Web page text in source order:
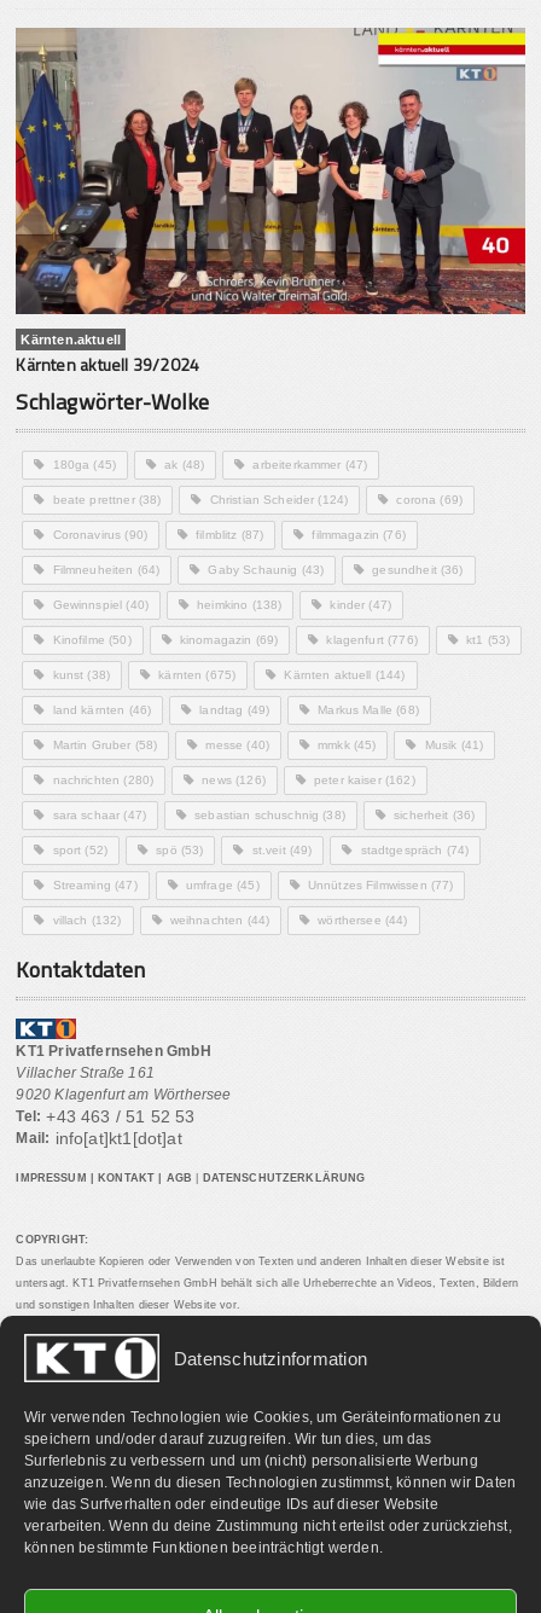
Datenschutzinformation
Wir verwenden Technologien wie Cookies, um Geräteinformationen zu
speichern und/oder darauf zuzugreifen. Wir tun dies, um das
Surferlebnis zu verbessern und um (nicht) personalisierte Werbung
anzuzeigen. Wenn du diesen Technologien zustimmst, können wir Daten
wie das Surfverhalten oder eindeutige IDs auf dieser Website
verarbeiten. Wenn du deine Zustimmung nicht erteilst oder zurückziehst,
können bestimmte Funktionen beeinträchtigt werden.
Kärnten.aktuell
Kärnten aktuell 39/2024
Schlagwörter-Wolke
180ga (45) ak (48) arbeiterkammer (47)
beate prettner(38) Christian Scheider (124) corona (69)
Coronavirus (90) filmblitz (87) filmmagazin (76)
Filmneuheiten (64) Gaby Schaunig (43) gesundheit(36)
Gewinnspiel (40) heimkino (138) kinder (47)
Kinofilme (50) kinomagazin (69) klagenfurt(776) kt1 (53)
kunst (38) kärnten (675) Kärnten aktuell (144)
land kärnten (46) landtag (49) Markus Malle (68)
Martin Gruber (58) messe (40) mmkk(45) Musik (41)
nachrichten (280) news(126) peter kaiser(162)
sara schaar (47) sebastian schuschnig (38) sicherheit (36)
sport (52) spö (53) st.veit(49) stadtgespräch (74)
Streaming (47) umfrage (45) Unnützes Filmwissen (77)
villach (132) weihnachten (44) wörthersee (44)
Kontaktdaten
KT1 Privatfernsehen GmbH
Villacher Straße 161
9020 Klagenfurt am Wörthersee
Tel: +43 463 / 51 52 53
Mail: info[at]kt1[dot]at
IMPRESSUM KONTAKT AGB DATENSCHUTZERKLÄRUNG
COPYRIGHT:
Das unerlaubte Kopieren oder Verwenden von Texten und anderen Inhalten dieser Website ist
untersagt. KT1 Privatfernsehen GmbH behält sich alle Urheberrechte an Videos, Texten, Bildern
und sonstigen Inhalten dieser Website vor.
PARTNERLINKS: